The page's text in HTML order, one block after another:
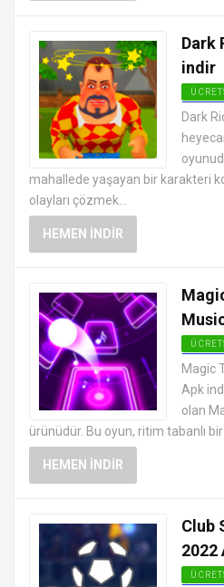
Dark
indir
EN
Dark
mahallede yaşayan bir karakteri
olayları çözmek...
HEMEN İNDIR
EN İYI
Magic
Apk
olan
ürünüdür. Bu oyun, ritim tabanlı
HEMEN İNDIR
Club
2022